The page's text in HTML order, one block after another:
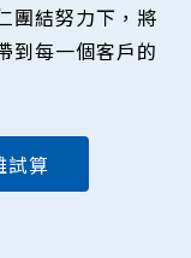
團結努力下，將
到每一個客戶的
試算